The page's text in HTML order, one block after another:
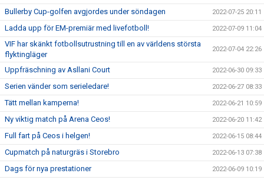
Bullerby Cup-golfen avgjordes under söndagen 2022-07-25 20:11
Ladda upp för EM-premiär med livefotboll! 2022-07-09 11:04
VIF har skänkt fotbollsutrustning till en av världens största
flyktingläger
2022-07-04 22:26
Uppfräschning av Asllani Court 2022-06-30 09:33
Serien vänder som serieledare! 2022-06-27 08:33
Tätt mellan kamperna! 2022-06-21 10:59
Ny viktig match på Arena Ceos! 2022-06-20 11:42
Full fart på Ceos i helgen! 2022-06-15 08:44
Cupmatch på naturgräs i Storebro 2022-06-13 07:38
Dags för nya prestationer 2022-06-09 10:19